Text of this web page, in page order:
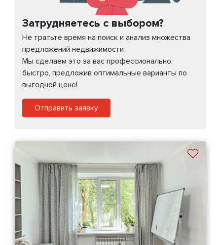
Затрудняетесь с выбором?
Не тратьте время на поиск и анализ множества
предложений недвижимости
Мы сделаем это за вас профессионально,
быстро, предложив оптимальные варианты по
выгодной цене!
Отправить заявку